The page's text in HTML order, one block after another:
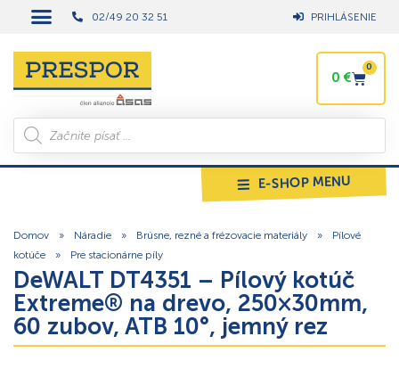
02/49 20 32 51 PRIHLÁSENIE
0 €
0
E-SHOP MENU
Domov » Náradie » Brúsne, rezné a frézovacie materiály »
Pílové
kotúče
» Pre stacionárne píly
DeWALT DT4351 – Pílový kotúč
Extreme® na drevo, 250×30mm,
60 zubov, ATB 10°, jemný rez